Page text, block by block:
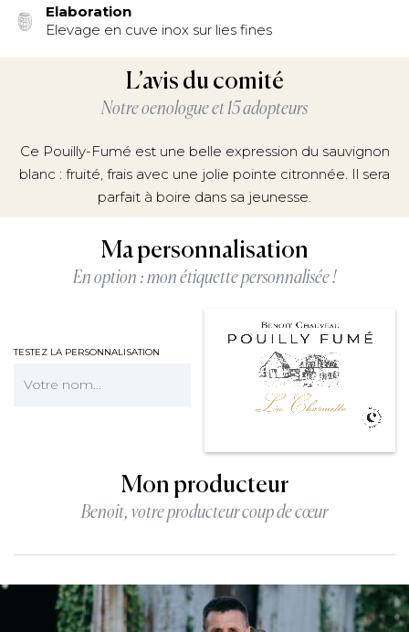
Elaboration
Elevage en cuve inox sur lies fines
L’avis du comité
Notre oenologue et 15 adopteurs
Ce Pouilly-Fumé est une belle expression du sauvignon
blanc : fruité, frais avec une jolie pointe citronnée. Il sera
parfait à boire dans sa jeunesse.
Ma personnalisation
En option : mon étiquette personnalisée !
TESTEZ LA PERSONNALISATION
Mon producteur
Benoit, votre producteur coup de cœur